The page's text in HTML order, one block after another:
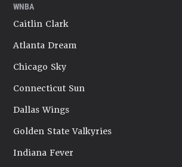
WNBA
Caitlin Clark
Atlanta Dream
Chicago Sky
Connecticut Sun
Dallas Wings
Golden State Valkyries
Indiana Fever